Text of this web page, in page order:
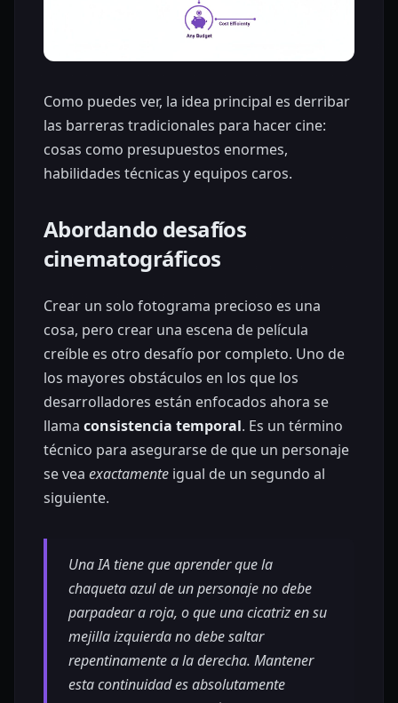
Como puedes ver, la idea principal es derribar
las barreras tradicionales para hacer cine:
cosas como presupuestos enormes,
habilidades técnicas y equipos caros.
Abordando desafíos
cinematográficos
Crear un solo fotograma precioso es una
cosa, pero crear una escena de película
creíble es otro desafío por completo. Uno de
los mayores obstáculos en los que los
desarrolladores están enfocados ahora se
llama consistencia temporal. Es un término
técnico para asegurarse de que un personaje
se vea exactamente igual de un segundo al
siguiente.
Una IA tiene que aprender que la
chaqueta azul de un personaje no debe
parpadear a roja, o que una cicatriz en su
mejilla izquierda no debe saltar
repentinamente a la derecha. Mantener
esta continuidad es absolutamente